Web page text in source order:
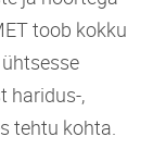
toob kokku
haridus-,
tehtu kohta.